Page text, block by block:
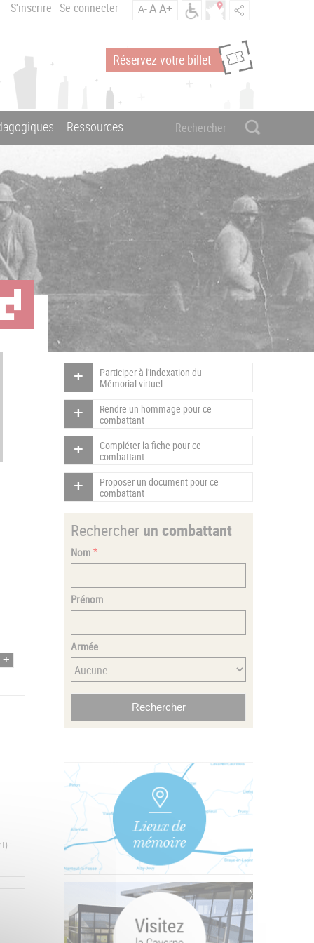
S'inscrire Se connecter A-AA+
Réservez votre billet
Ressources
:
Participer à l'indexation du
Mémorial virtuel
Rendre un hommage pour ce
combattant
Compléter la fiche pour ce
combattant
Proposer un document pour ce
combattant
Rechercher un combattant
Nom
Prénom
Armée